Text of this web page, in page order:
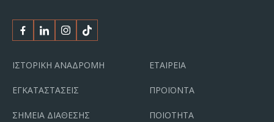
ΙΣΤΟΡΙΚΗ ΑΝΑΔΡΟΜΗ
ΕΓΚΑΤΑΣΤΑΣΕΙΣ
ΣΗΜΕΙΑ ΔΙΑΘΕΣΗΣ
ΕΤΑΙΡΕΙΑ
ΠΡΟΪΟΝΤΑ
ΠΟΙΟΤΗΤΑ
Facebook
LinkedinInstagram
Tiktok